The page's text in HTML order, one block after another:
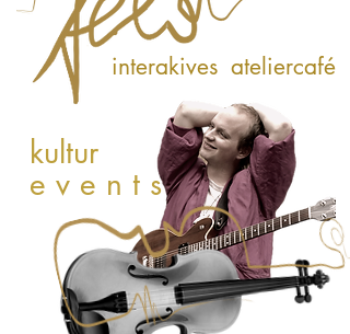
interakives ateliercafé
e v e n t s
kultur